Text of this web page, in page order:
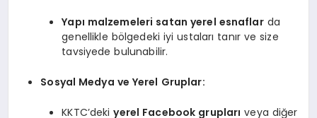
Yapı malzemeleri satan yerel esnaflarda
genellikle bölgedeki iyi ustaları tanır ve size
tavsiyede bulunabilir.
Sosyal Medya ve Yerel Gruplar:
KKTC’dekiyerel Facebook grupları veya diğer